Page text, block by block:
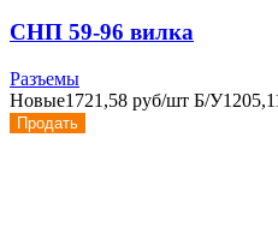
СНП 59-96 вилка
Разъемы
Новые1721,58 руб/шт Б/У
Продать